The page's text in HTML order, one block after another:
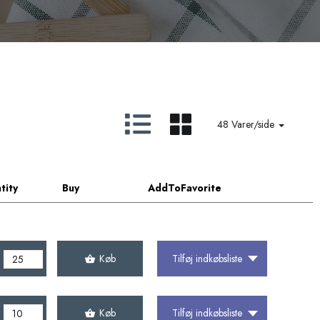
48 Varer/side
Buy AddToFavorite
Køb Tilføj indkøbsliste
Køb Tilføj indkøbsliste